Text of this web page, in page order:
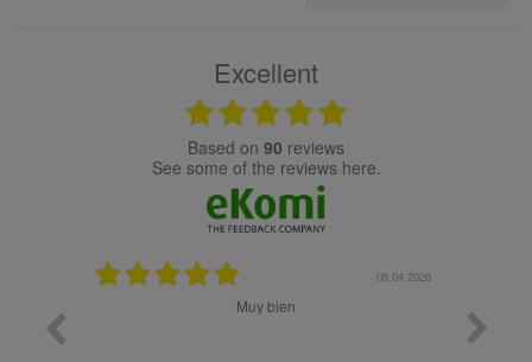
Excellent
based on 90 reviews
see some of the reviews here.
08.04.2026
Muy bien